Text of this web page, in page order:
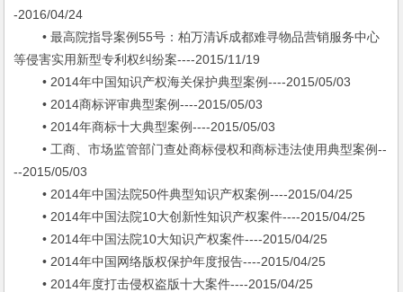
-2016/04/24
• 最高院指导案例55号：柏万清诉成都难寻物品营销服务中心
等侵害实用新型专利权纠纷案----2015/11/19
• 2014年中国知识产权海关保护典型案例----2015/05/03
• 2014商标评审典型案例----2015/05/03
• 2014年商标十大典型案例----2015/05/03
• 工商、市场监管部门查处商标侵权和商标违法使用典型案例--
--2015/05/03
• 2014年中国法院50件典型知识产权案例----2015/04/25
• 2014年中国法院10大创新性知识产权案件----2015/04/25
• 2014年中国法院10大知识产权案件----2015/04/25
• 2014年中国网络版权保护年度报告----2015/04/25
• 2014年度打击侵权盗版十大案件----2015/04/25